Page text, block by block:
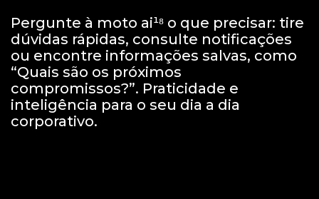
Pergunte à moto ai¹⁸ o que precisar: tire
dúvidas rápidas, consulte notificações
ou encontre informações salvas, como
“Quais são os próximos
compromissos?”. Praticidade e
inteligência para o seu dia a dia
corporativo.